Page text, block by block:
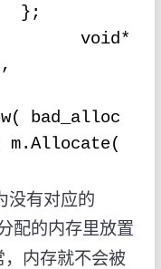
};
void*
bad_alloc
m.Allocate(
没有对应的
配的内存里放置
内存就不会被